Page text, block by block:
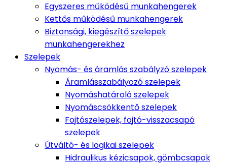
Egyszeres működésű munkahengerek
Kettős működésű munkahengerek
Biztonsági, kiegészítő szelepek
munkahengerekhez
Szelepek
Nyomás- és áramlás szabályzó szelepek
Áramlásszabályozó szelepek
Nyomáshatároló szelepek
Nyomáscsökkentő szelepek
Fojtószelepek, fojtó-visszacsapó
szelepek
Útváltó- és logikai szelepek
Hidraulikus kézicsapok, gömbcsapok